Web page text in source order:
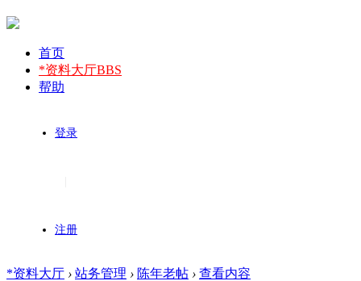
首页
*资料大厅BBS
帮助
登录
注册
*资料大厅 › 站务管理 › 陈年老帖 › 查看内容